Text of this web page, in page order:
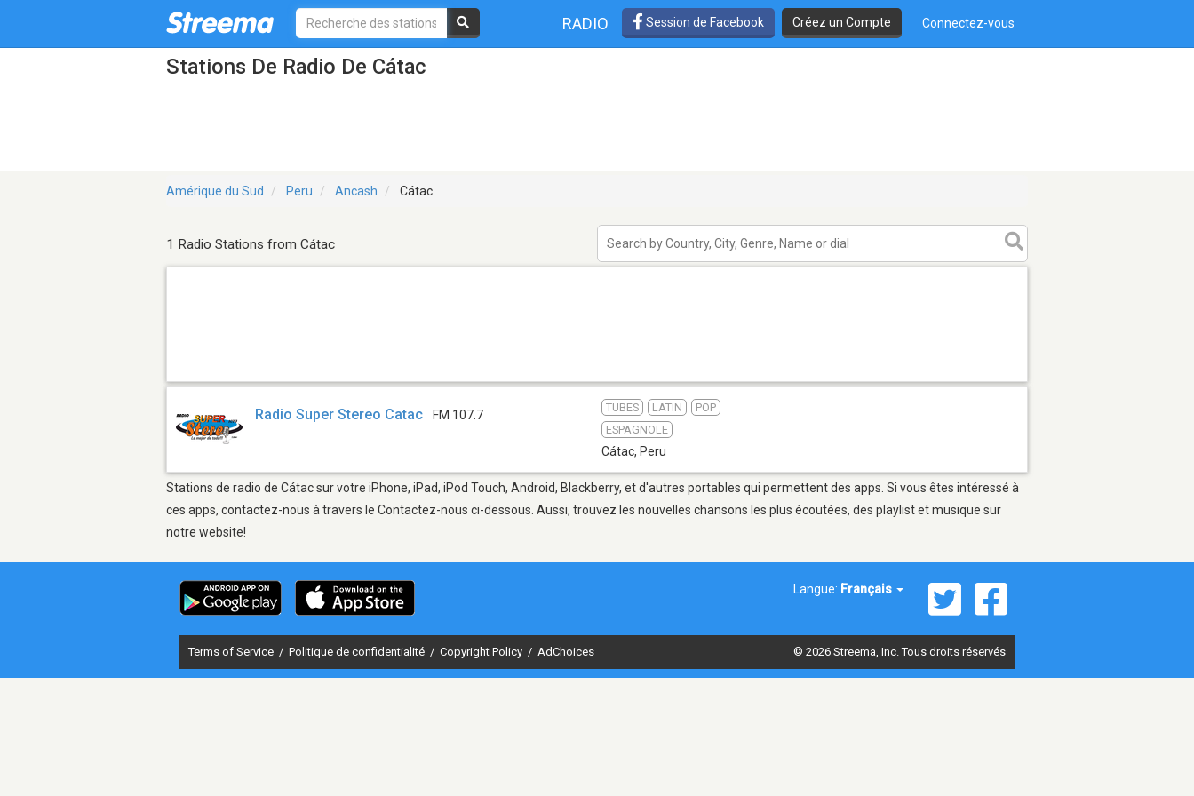
RADIO Session de Facebook Créez un Compte Connectez-vous
Stations De Radio De Cátac
Amérique du Sud Peru Ancash Cátac
1 Radio Stations from Cátac
Radio Super Stereo Catac FM 107.7
TUBES LATIN
POP
ESPAGNOLE
Cátac, Peru
Stations de radio de Cátac sur votre iPhone, iPad, iPod Touch, Android, Blackberry, et d'autres portables qui permettent des apps. Si vous êtes intéressé à
ces apps, contactez-nous à travers le Contactez-nous ci-dessous. Aussi, trouvez les nouvelles chansons les plus écoutées, des playlist et musique sur
notre website!
Langue: Français
Terms of Service / Politique de confidentialité / Copyright Policy / AdChoices © 2026 Streema, Inc. Tous droits réservés